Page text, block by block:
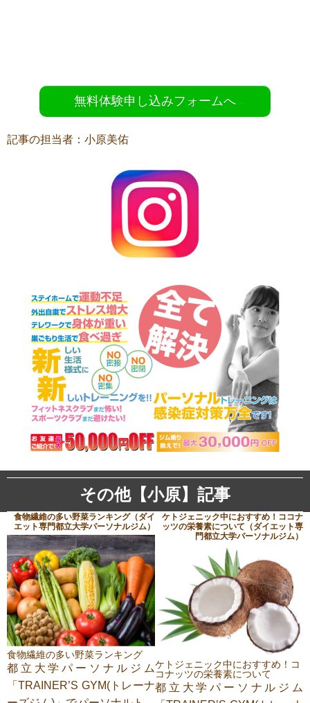
無料体験申し込みフォームへ
記事の担当者：小原美佑
その他【小原】記事
食物繊維の多い野菜ランキング（ダイ
エット専門都立大学パーソナルジム）
食物繊維の多い野菜ランキング
都立大学パーソナルジム
「TRAINER’S GYM(トレーナ
ケトジェニック中におすすめ！ココナ
ッツの栄養素について（ダイエット専
門都立大学パーソナルジム）
ケトジェニック中におすすめ！コ
コナッツの栄養素について
都立大学パーソナルジム